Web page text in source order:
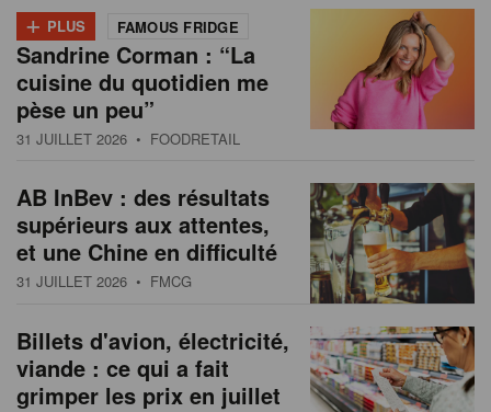
+ PLUS FAMOUS FRIDGE
Sandrine Corman : “La
cuisine du quotidien me
pèse un peu”
31 JUILLET 2026 • FOODRETAIL
AB InBev : des résultats
supérieurs aux attentes,
et une Chine en difficulté
31 JUILLET 2026 • FMCG
Billets d'avion, électricité,
viande : ce qui a fait
grimper les prix en juillet